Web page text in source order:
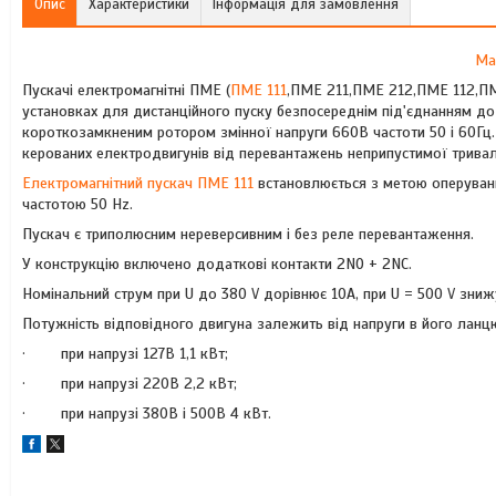
Опис Характеристики Інформація для замовлення
Пускачі електромагнітні ПМЕ (ПМЕ 111,ПМЕ 211,ПМЕ 212,ПМЕ
установках для дистанційного пуску безпосереднім під'єднанням
короткозамкненим ротором змінної напруги 660В частоти 50 і
керованих електродвигунів від перевантажень неприпустимої
Електромагнітний пускач ПМЕ 111 встановлюється з метою
частотою 50 Hz.
Пускач є триполюсним нереверсивним і без реле перевантаження.
У конструкцію включено додаткові контакти 2NO + 2NC.
Номінальний струм при U до 380 V дорівнює 10А, при U = 500 V
Потужність відповідного двигуна залежить від напруги в його
· при напрузі 127В 1,1 кВт;
· при напрузі 220В 2,2 кВт;
· при напрузі 380В і 500В 4 кВт.